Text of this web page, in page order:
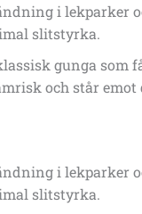
i lekparker
slitstyrka.
gunga som
och står
i lekparker
slitstyrka.